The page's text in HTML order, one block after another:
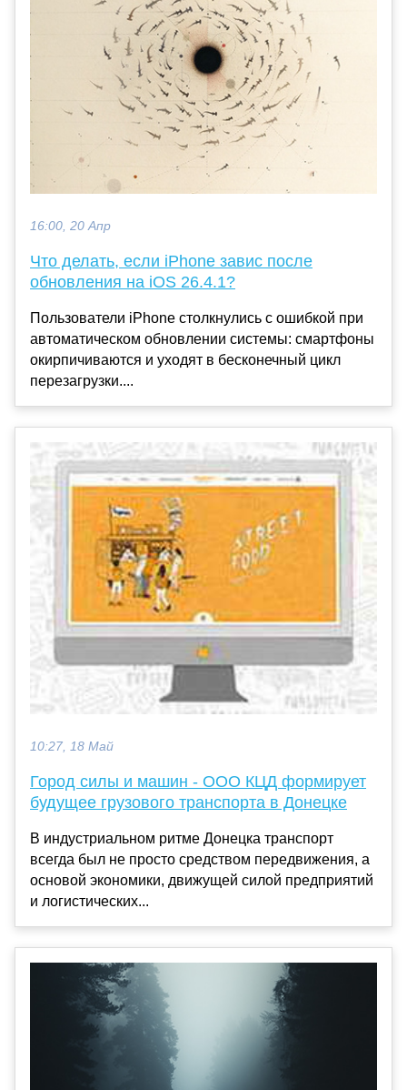
16:00, 20 Апр
Что делать, если iPhone завис после
обновления на iOS 26.4.1?
Пользователи iPhone столкнулись с ошибкой при
автоматическом обновлении системы: смартфоны
окирпичиваются и уходят в бесконечный цикл
перезагрузки....
10:27, 18 Май
Город силы и машин - ООО КЦД формирует
будущее грузового транспорта в Донецке
В индустриальном ритме Донецка транспорт
всегда был не просто средством передвижения, а
основой экономики, движущей силой предприятий
и логистических...